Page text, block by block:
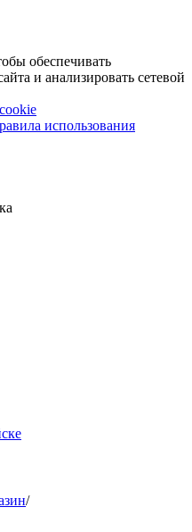
обеспечивать
и анализировать сетевой
использования
/